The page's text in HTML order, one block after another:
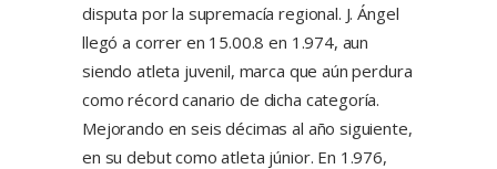
disputa por la supremacía regional. J. Ángel
llegó a correr en 15.00.8 en 1.974, aun
siendo atleta juvenil, marca que aún perdura
como récord canario de dicha categoría.
Mejorando en seis décimas al año siguiente,
en su debut como atleta júnior. En 1.976,